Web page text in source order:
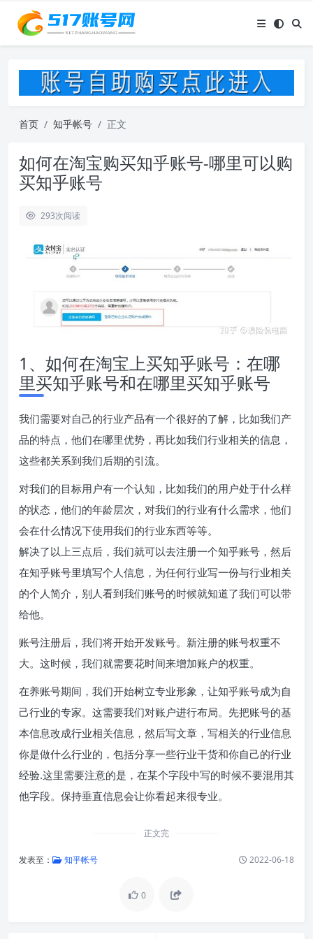
首页 知乎帐号 正文
如何在淘宝购买知乎账号-哪里可以购
买知乎账号
293次阅读
1、如何在淘宝上买知乎账号：在哪
里买知乎账号和在哪里买知乎账号
我们需要对自己的行业产品有一个很好的了解，比如我们产
品的特点，他们在哪里优势，再比如我们行业相关的信息，
这些都关系到我们后期的引流。
对我们的目标用户有一个认知，比如我们的用户处于什么样
的状态，他们的年龄层次，对我们的行业有什么需求，他们
会在什么情况下使用我们的行业东西等等。
解决了以上三点后，我们就可以去注册一个知乎账号，然后
在知乎账号里填写个人信息，为任何行业写一份与行业相关
的个人简介，别人看到我们账号的时候就知道了我们可以带
给他。
账号注册后，我们将开始开发账号。新注册的账号权重不
大。这时候，我们就需要花时间来增加账户的权重。
在养账号期间，我们开始树立专业形象，让知乎账号成为自
己行业的专家。这需要我们对账户进行布局。先把账号的基
本信息改成行业相关信息，然后写文章，写相关的行业信息
你是做什么行业的，包括分享一些行业干货和你自己的行业
经验.这里需要注意的是，在某个字段中写的时候不要混用其
他字段。保持垂直信息会让你看起来很专业。
正文完
发表至： 知乎帐号 2022-06-18
0